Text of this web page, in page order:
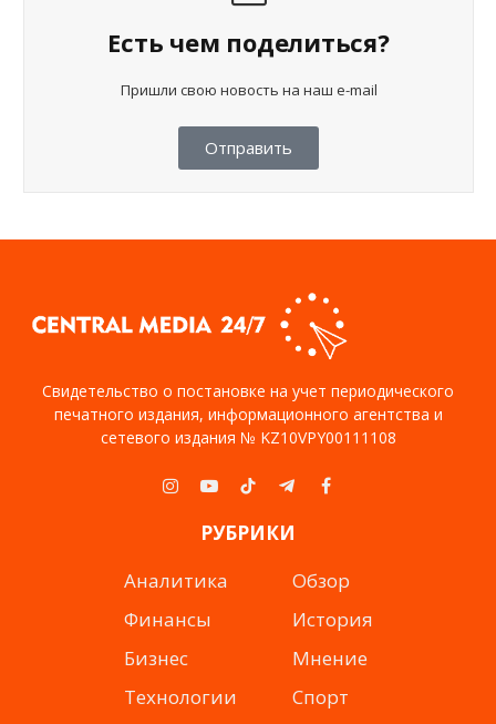
Есть чем поделиться?
Пришли свою новость на наш e-mail
Отправить
Свидетельство о постановке на учет периодического
печатного издания, информационного агентства и
сетевого издания № KZ10VPY00111108
Instagram
YouTubeTikTokTelegramFacebook
РУБРИКИ
Аналитика
Финансы
Бизнес
Технологии
Обзор
История
Мнение
Спорт